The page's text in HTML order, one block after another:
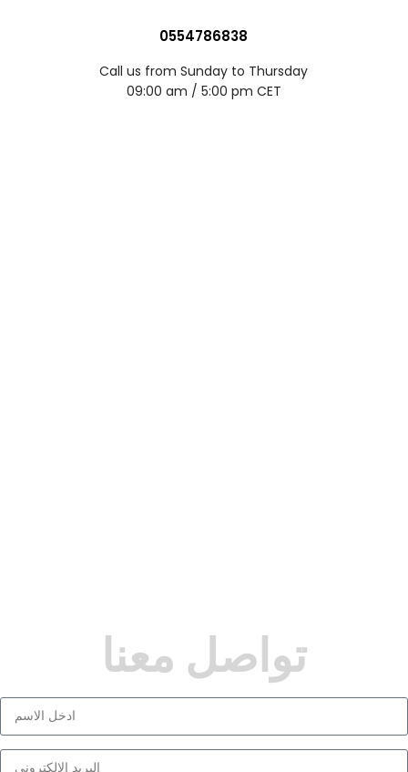
0554786838
Call us from Sunday to Thursday
09:00 am / 5:00 pm CET
تواصل معنا